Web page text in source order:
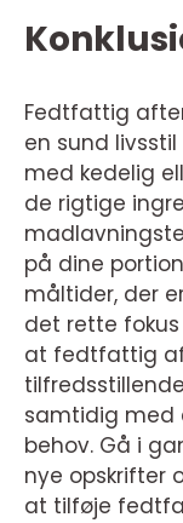
Fedtfattig
en sund
med kedelig
de rigtige
på dine
måltider, der
det rette
at fedtfattig
samtidig med
behov. Gå i
nye opskrifter
at tilføje